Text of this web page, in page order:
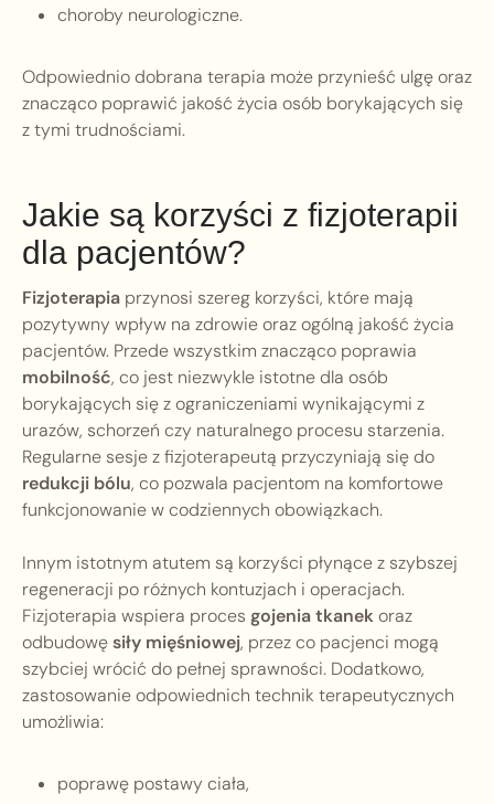
choroby neurologiczne.
Odpowiednio dobrana terapia może przynieść ulgę oraz
znacząco poprawić jakość życia osób borykających się
z tymi trudnościami.
Jakie są korzyści z fizjoterapii
dla pacjentów?
Fizjoterapia przynosi szereg korzyści, które mają
pozytywny wpływ na zdrowie oraz ogólną jakość życia
pacjentów. Przede wszystkim znacząco poprawia
mobilność, co jest niezwykle istotne dla osób
borykających się z ograniczeniami wynikającymi z
urazów, schorzeń czy naturalnego procesu starzenia.
Regularne sesje z fizjoterapeutą przyczyniają się do
redukcji bólu, co pozwala pacjentom na komfortowe
funkcjonowanie w codziennych obowiązkach.
Innym istotnym atutem są korzyści płynące z szybszej
regeneracji po różnych kontuzjach i operacjach.
Fizjoterapia wspiera proces gojenia tkanekoraz
odbudowęsiły mięśniowej, przez co pacjenci mogą
szybciej wrócić do pełnej sprawności. Dodatkowo,
zastosowanie odpowiednich technik terapeutycznych
umożliwia:
poprawę postawy ciała,